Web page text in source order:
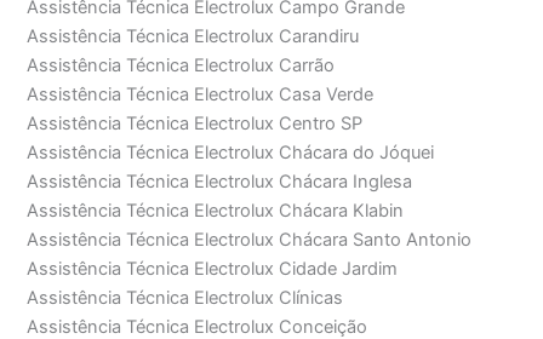
Assistência Técnica Electrolux Campo Grande
Assistência Técnica Electrolux Carandiru
Assistência Técnica Electrolux Carrão
Assistência Técnica Electrolux Casa Verde
Assistência Técnica Electrolux Centro SP
Assistência Técnica Electrolux Chácara do Jóquei
Assistência Técnica Electrolux Chácara Inglesa
Assistência Técnica Electrolux Chácara Klabin
Assistência Técnica Electrolux Chácara Santo Antonio
Assistência Técnica Electrolux Cidade Jardim
Assistência Técnica Electrolux Clínicas
Assistência Técnica Electrolux Conceição